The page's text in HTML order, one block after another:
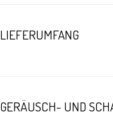
LIEFERUMFANG
GERÄUSCH- UND